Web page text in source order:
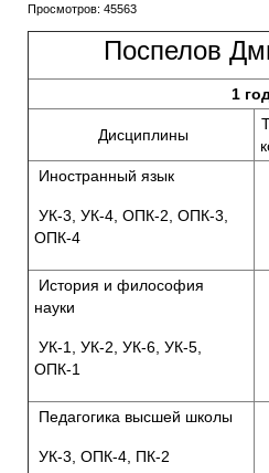
Просмотров: 45563
Поспелов
1
Дисциплины
Иностранный язык
УК-3, УК-4, ОПК-2, ОПК-3,
ОПК-4
История и философия
науки
УК-1, УК-2, УК-6, УК-5,
ОПК-1
Педагогика высшей школы
УК-3, ОПК-4, ПК-2